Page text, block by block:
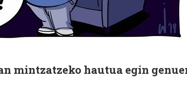
mintzatzeko hautua egin